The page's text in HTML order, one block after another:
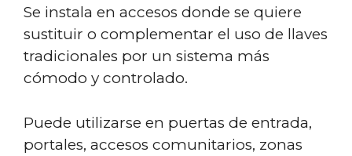
Se instala en accesos donde se quiere
sustituir o complementar el uso de llaves
tradicionales por un sistema más
cómodo y controlado.
Puede utilizarse en puertas de entrada,
portales, accesos comunitarios, zonas